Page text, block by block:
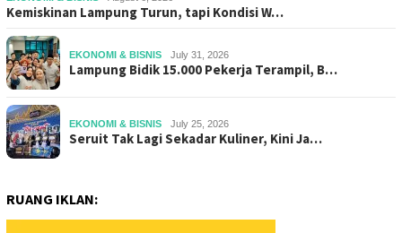
Kemiskinan Lampung Turun, tapi Kondisi W…
EKONOMI & BISNIS July 31, 2026
Lampung Bidik 15.000 Pekerja Terampil, B…
EKONOMI & BISNIS July 25, 2026
Seruit Tak Lagi Sekadar Kuliner, Kini Ja…
RUANG IKLAN: